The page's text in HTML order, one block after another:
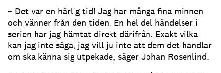
– Det var en härlig tid! Jag har många fina minnen
och vänner från den tiden. En hel del händelser i
serien har jag hämtat direkt därifrån. Exakt vilka
kan jag inte säga, jag vill ju inte att dem det handlar
om ska känna sig utpekade, säger Johan Rosenlind.